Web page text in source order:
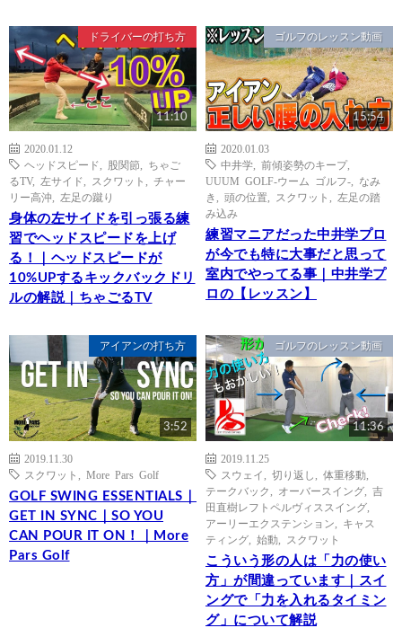
ドライバーの打ち方
11:10
2020.01.12
ヘッドスピード
股関節
ちゃご
るTV, 左サイド スクワット
チャー
リー高沖
左足の蹴り
身体の左サイドを引っ張る練
習でヘッドスピードを上げ
る！｜ヘッドスピードが
10%UPするキックバックドリ
ルの解説｜ちゃごるTV
ゴルフのレッスン動画
15:54
2020.01.03
中井学
前傾姿勢のキープ,
UUUM GOLF-ウーム ゴルフ-
なみ
き
頭の位置 スクワット
左足の踏
み込み
練習マニアだった中井学プロ
が今でも特に大事だと思って
室内でやってる事｜中井学プ
ロの【レッスン】
アイアンの打ち方
3:52
2019.11.30
スクワット
More Pars Golf
GOLF SWING ESSENTIALS｜
GET IN SYNC｜SO YOU
CAN POUR IT ON！｜More
Pars Golf
ゴルフのレッスン動画
11:36
2019.11.25
スウェイ
切り返し 体重移動
テークバック
オーバースイング
吉
田直樹レフトペルヴィススイング
アーリーエクステンション
キャス
ティング
始動 スクワット
こういう形の人は「力の使い
方」が間違っています｜スイ
ングで「力を入れるタイミン
グ」について解説